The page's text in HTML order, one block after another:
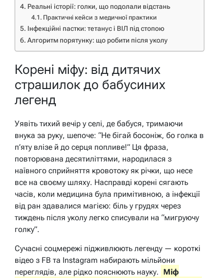
Реальні історії: голки, що подолали відстань
Практичні кейси з медичної практики
Інфекційні пастки: тетанус і ВІЛ під стопою
Алгоритм порятунку: що робити після уколу
Корені міфу: від дитячих
страшилок до бабусиних
легенд
Уявіть тихий вечір у селі, де бабуся, тримаючи
внука за руку, шепоче: “Не бігай босоніж, бо голка в
п’яту влізе й до серця попливе!” Ця фраза,
повторювана десятиліттями, народилася з
наївного сприйняття кровотоку як річки, що несе
все на своєму шляху. Насправді корені сягають
часів, коли медицина була примітивною, а інфекції
від ран здавалися магією: біль у грудях через
тиждень після уколу легко списували на “мигруючу
голку”.
Сучасні соцмережі підживлюють легенду — короткі
відео з FB та Instagram набирають мільйони
переглядів, але рідко пояснюють науку. Міф